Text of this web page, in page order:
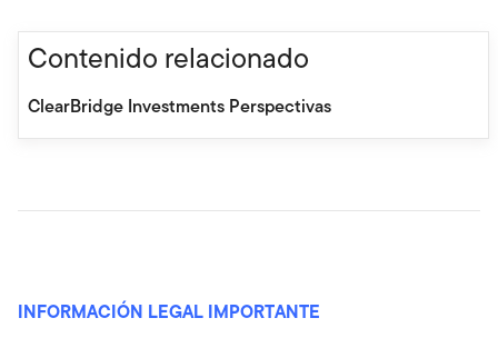
Contenido relacionado
ClearBridge Investments Perspectivas
INFORMACIÓN LEGAL IMPORTANTE